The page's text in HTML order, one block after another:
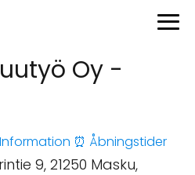
Oy -
Information ⏰ Åbningstider
9, 21250 Masku,